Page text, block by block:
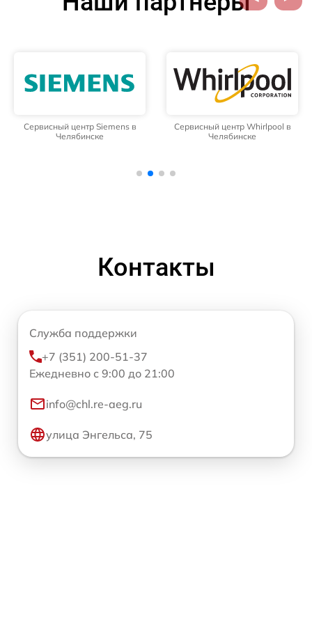
Сервисный центр Siemens в
Челябинске
Сервисный центр Whirlpool в
Челябинске
Контакты
Служба поддержки
+7 (351) 200-51-37
Ежедневно с 9:00 до 21:00
info@chl.re-aeg.ru
улица Энгельса, 75